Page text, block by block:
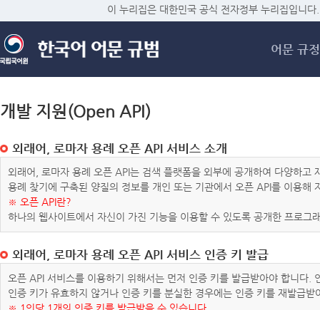
메
이 누리집은 대한민국 공식 전자정부 누리집입니다.
어문 규정
개발 지원(Open API)
외래어, 로마자 용례 오픈 API 서비스 소개
외래어, 로마자 용례 오픈 API는 검색 플랫폼을 외부에 공개하여 다양하
용례 찾기에 구축된 양질의 정보를 개인 또는 기관에서 오픈 API를 이용해
※ 오픈 API란?
하나의 웹사이트에서 자신이 가진 기능을 이용할 수 있도록 공개한 프로그
외래어, 로마자 용례 오픈 API 서비스 인증 키 발급
오픈 API 서비스를 이용하기 위해서는 먼저 인증 키를 발급받아야 합니다
인증 키가 유효하지 않거나 인증 키를 분실한 경우에는 인증 키를 재발급받